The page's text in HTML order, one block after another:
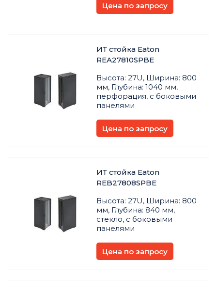
Цена по запросу
ИТ стойка Eaton
REA27810SPBE
Высота: 27U, Ширина: 800
мм, Глубина: 1040 мм,
перфорация, с боковыми
панелями
Цена по запросу
ИТ стойка Eaton
REB27808SPBE
Высота: 27U, Ширина: 800
мм, Глубина: 840 мм,
стекло, с боковыми
панелями
Цена по запросу